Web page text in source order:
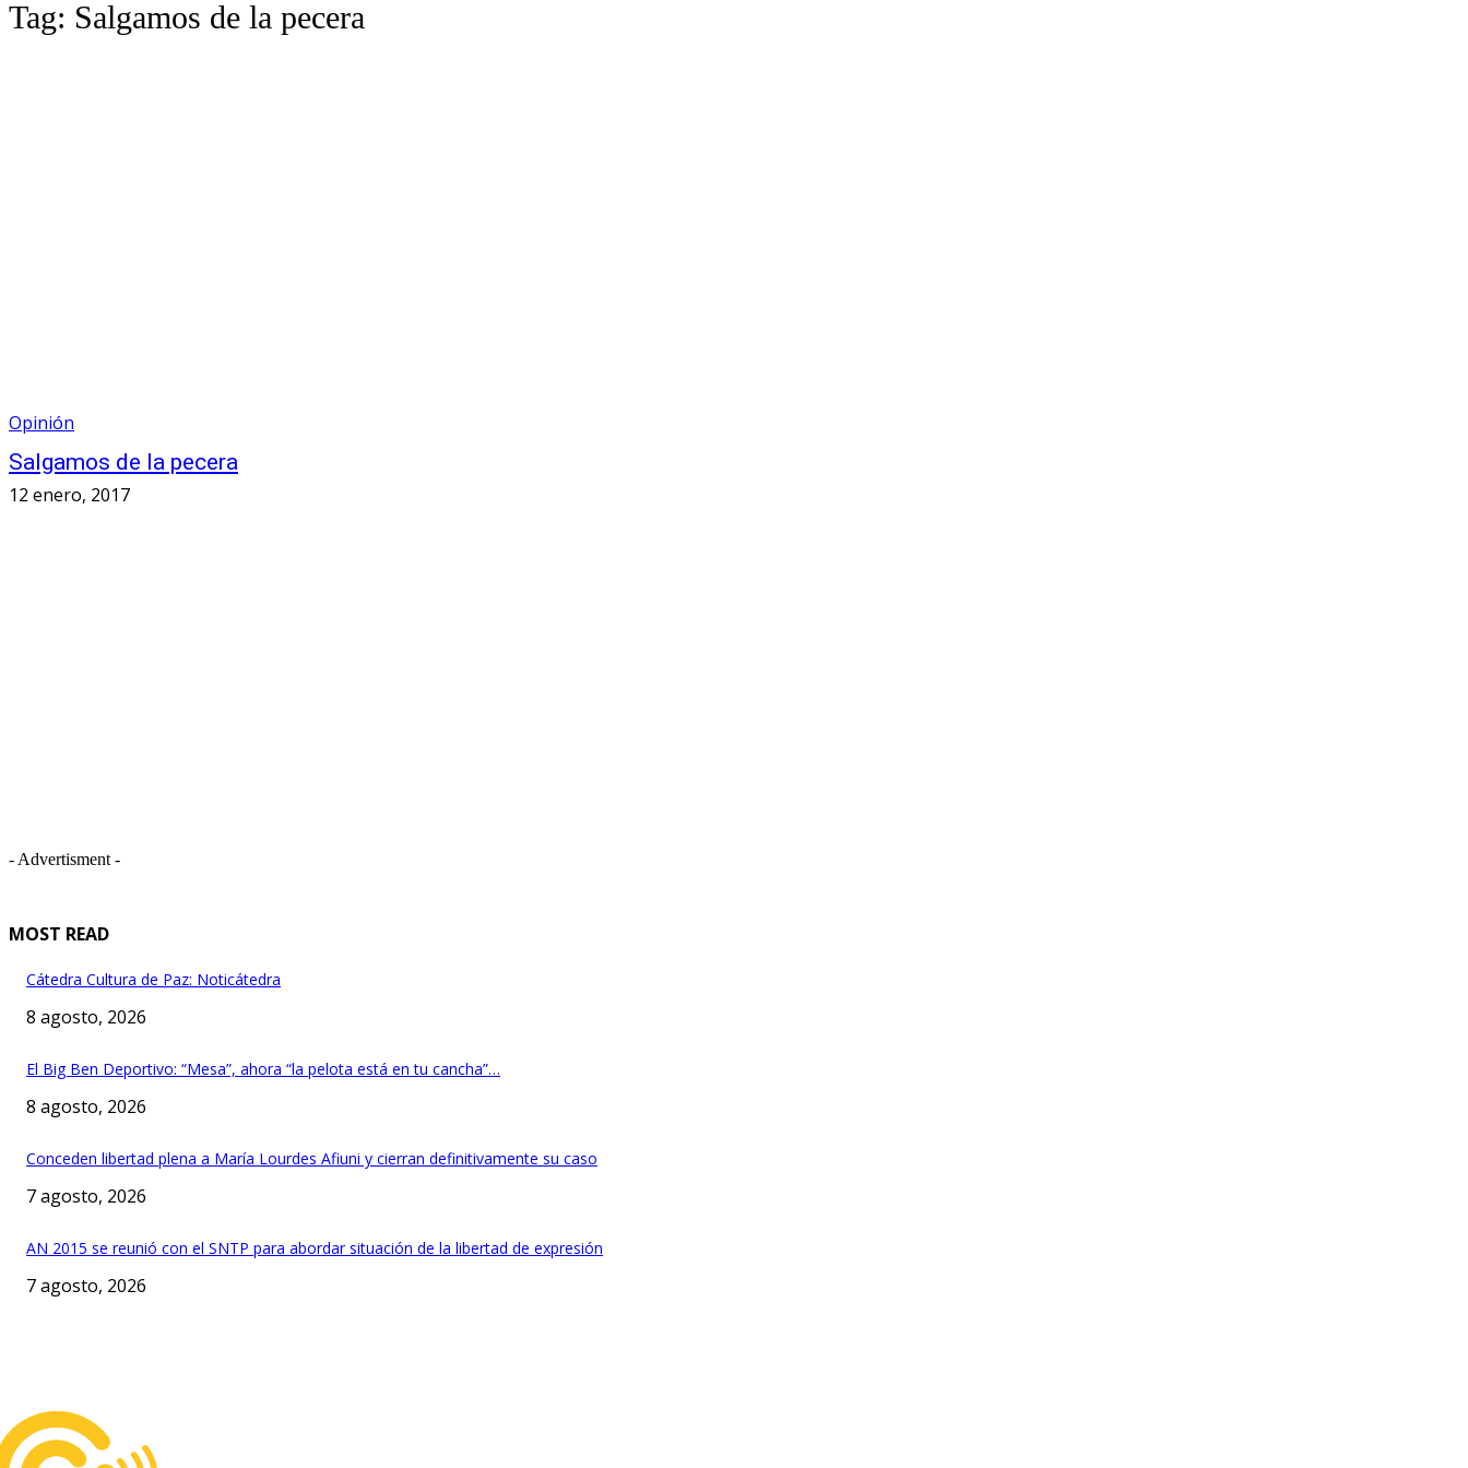
Tag: Salgamos de la pecera
Opinión
Salgamos de la pecera
12 enero, 2017
- Advertisment -
MOST READ
Cátedra Cultura de Paz: Noticátedra
8 agosto, 2026
El Big Ben Deportivo: “Mesa”, ahora “la pelota está en tu cancha”…
8 agosto, 2026
Conceden libertad plena a María Lourdes Afiuni y cierran definitivamente su caso
7 agosto, 2026
AN 2015 se reunió con el SNTP para abordar situación de la libertad de expresión
7 agosto, 2026